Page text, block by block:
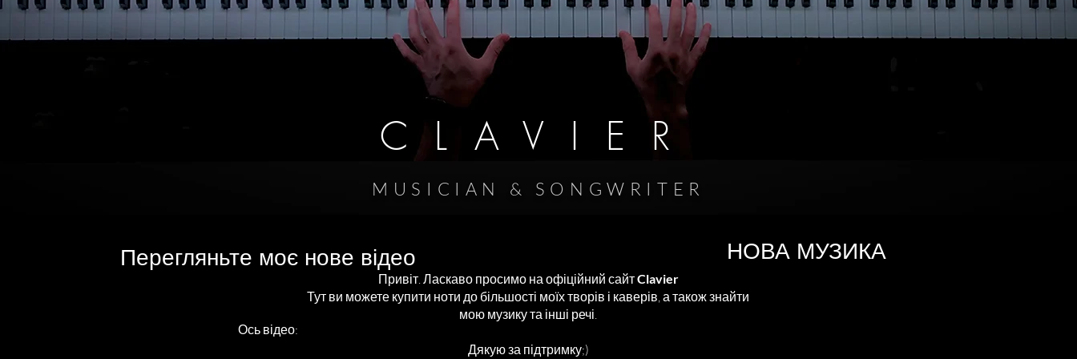
CLAVIER
MUSICIAN & SONGWRITER
Перегляньте моє нове відео
Ось відео:
НОВА МУЗИКА
Привіт. Ласкаво просимо на офіційний сайтClavier
Тут ви можете купити ноти до більшості моїх творів і каверів, а також знайти
мою музику та інші речі.
Дякую за підтримку;)